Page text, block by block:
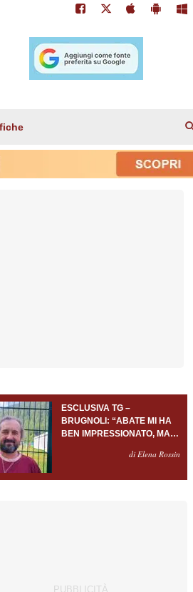
ESCLUSIVA TG –
BRUGNOLI: “ABATE MI HA
BEN IMPRESSIONATO, MA
PORTIERE SERVONOdi Elena Rossin